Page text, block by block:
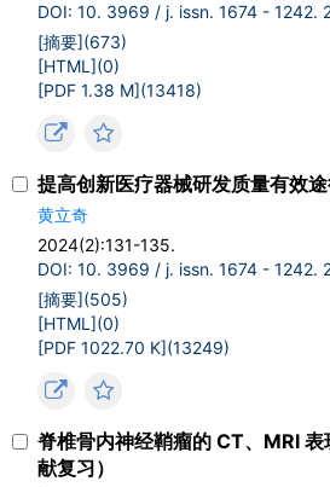
DOI: 10. 3969 / j. issn. 1674 - 1242.
[摘要](673)
[HTML](0)
[PDF 1.38 M](13418)
提高创新医疗器械研发质量有效
黄立奇
2024(2):131-135.
DOI: 10. 3969 / j. issn. 1674 - 1242.
[摘要](505)
[HTML](0)
[PDF 1022.70 K](13249)
脊椎骨内神经鞘瘤的 CT、MRI 表
献复习）